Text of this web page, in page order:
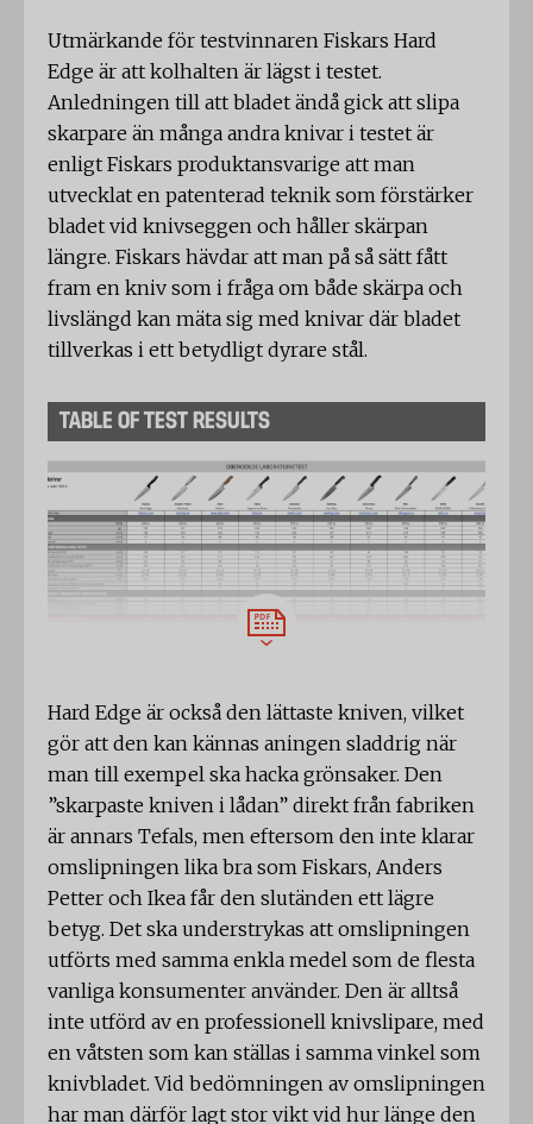
Utmärkande för testvinnaren Fiskars Hard
Edge är att kolhalten är lägst i testet.
Anledningen till att bladet ändå gick att slipa
skarpare än många andra knivar i testet är
enligt Fiskars produktansvarige att man
utvecklat en patenterad teknik som förstärker
bladet vid knivseggen och håller skärpan
längre. Fiskars hävdar att man på så sätt fått
fram en kniv som i fråga om både skärpa och
livslängd kan mäta sig med knivar där bladet
tillverkas i ett betydligt dyrare stål.
TABLE OF TEST RESULTS
Hard Edge är också den lättaste kniven, vilket
gör att den kan kännas aningen sladdrig när
man till exempel ska hacka grönsaker. Den
”skarpaste kniven i lådan” direkt från fabriken
är annars Tefals, men eftersom den inte klarar
omslipningen lika bra som Fiskars, Anders
Petter och Ikea får den slutänden ett lägre
betyg. Det ska understrykas att omslipningen
utförts med samma enkla medel som de flesta
vanliga konsumenter använder. Den är alltså
inte utförd av en professionell knivslipare, med
en våtsten som kan ställas i samma vinkel som
knivbladet. Vid bedömningen av omslipningen
har man därför lagt stor vikt vid hur länge den